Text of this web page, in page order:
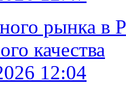
рынка в
качества
12:04